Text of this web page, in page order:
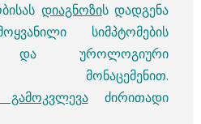
დიაგნოზის დადგენა
სიმპტომების
და უროლოგიური
მონაცემენით.
ძირითადი